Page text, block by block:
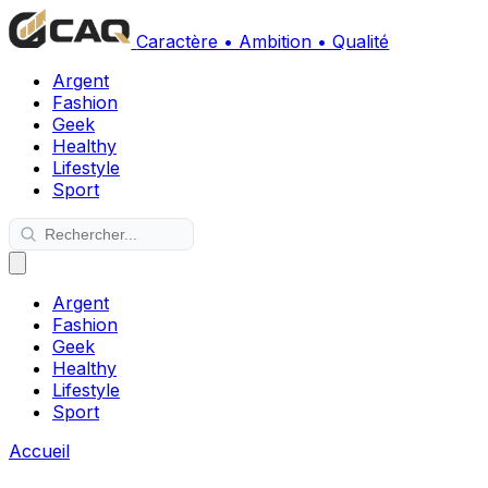
Caractère • Ambition • Qualité
Argent
Fashion
Geek
Healthy
Lifestyle
Sport
Argent
Fashion
Geek
Healthy
Lifestyle
Sport
Accueil